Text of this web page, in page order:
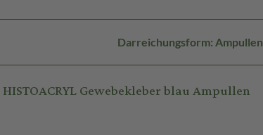
Darreichungsform: Ampullen
Gewebekleber blau Ampullen